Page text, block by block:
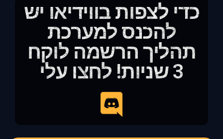
כדי לצפות בווידיאו יש
להכנס למערכת
תהליך הרשמה לוקח
3 שניות! לחצו עלי